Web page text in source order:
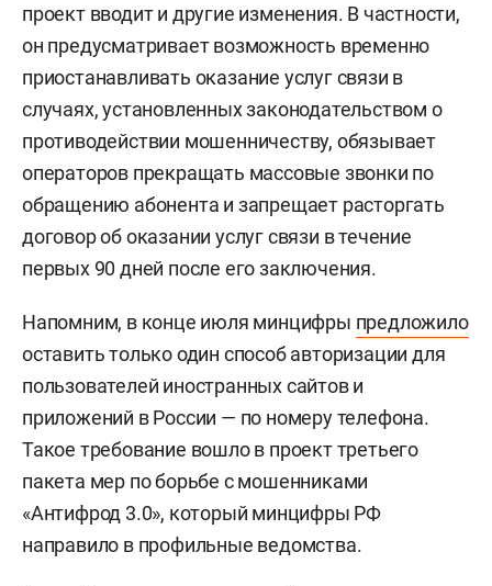
проект вводит и другие изменения. В частности,
он предусматривает возможность временно
приостанавливать оказание услуг связи в
случаях, установленных законодательством о
противодействии мошенничеству, обязывает
операторов прекращать массовые звонки по
обращению абонента и запрещает расторгать
договор об оказании услуг связи в течение
первых 90 дней после его заключения.
Напомним, в конце июля минцифры предложило
оставить только один способ авторизации для
пользователей иностранных сайтов и
приложений в России — по номеру телефона.
Такое требование вошло в проект третьего
пакета мер по борьбе с мошенниками
«Антифрод 3.0», который минцифры РФ
направило в профильные ведомства.